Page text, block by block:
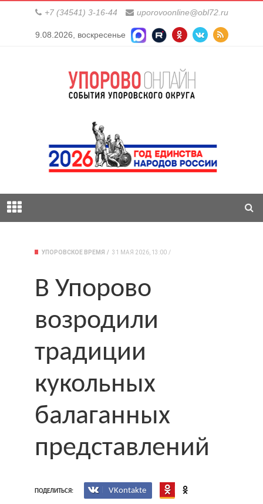
+7 (34541) 3-16-44 uporovoonline@obl72.ru
9.08.2026, воскресенье
УПОРОВСКОЕ ВРЕМЯ 31 МАЯ 2026, 13:00
В Упорово
возродили
традиции
кукольных
балаганных
представлений
ПОДЕЛИТЬСЯ: VKontakte